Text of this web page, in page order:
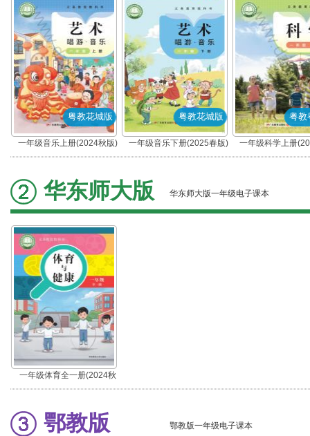
粤教花城版
一年级音乐上册(2024秋版)
(粤教花城版)
粤教花城版
一年级音乐下册(2025春版)
(粤教花城版)
粤教
一年级科学上册
(粤教粤科
华东师大版 华东师大版一年级电子课本
一年级体育全一册(2024秋
版)
鄂教版 鄂教版一年级电子课本